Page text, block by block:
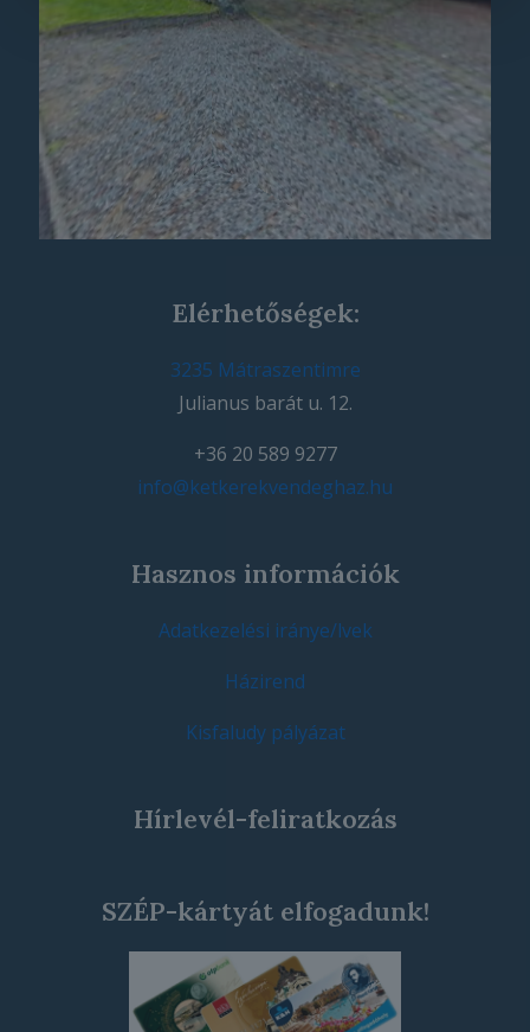
Elérhetőségek:
3235 Mátraszentimre
Julianus barát u. 12.
+36 20 589 9277
info@ketkerekvendeghaz.hu
Hasznos információk
Adatkezelési iránye/lvek
Házirend
Kisfaludy pályázat
Hírlevél-feliratkozás
SZÉP-kártyát elfogadunk!